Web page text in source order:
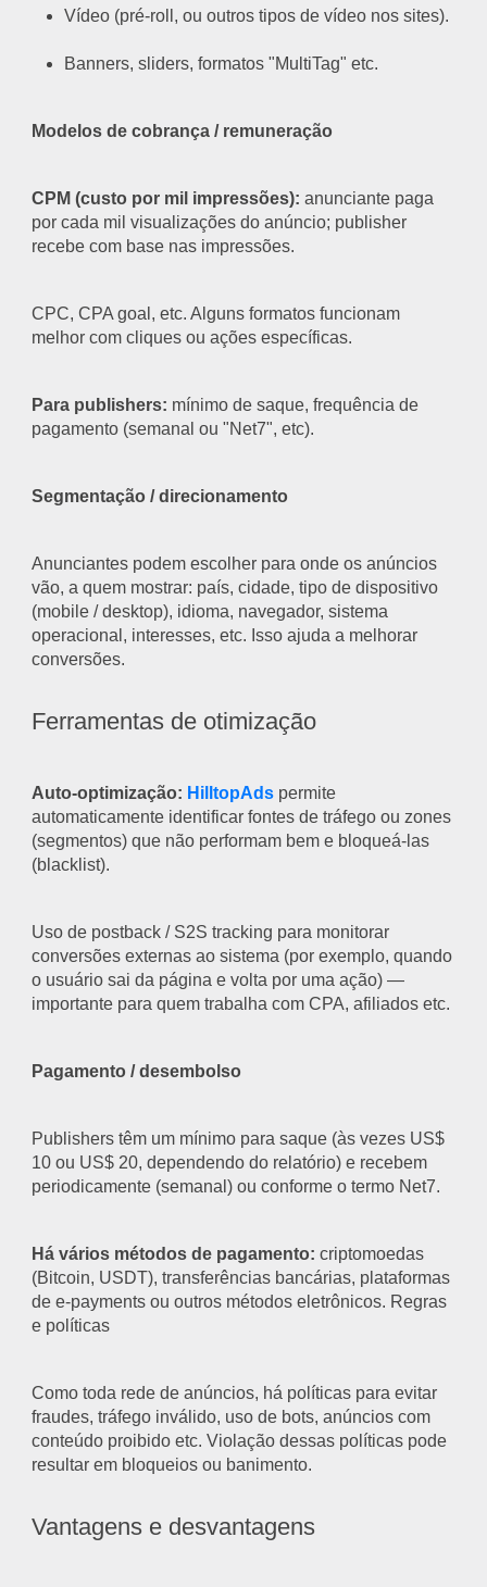
Vídeo (pré-roll, ou outros tipos de vídeo nos sites).
Banners, sliders, formatos "MultiTag" etc.
Modelos de cobrança / remuneração
CPM (custo por mil impressões): anunciante paga
por cada mil visualizações do anúncio; publisher
recebe com base nas impressões.
CPC, CPA goal, etc. Alguns formatos funcionam
melhor com cliques ou ações específicas.
Para publishers: mínimo de saque, frequência de
pagamento (semanal ou "Net7", etc).
Segmentação / direcionamento
Anunciantes podem escolher para onde os anúncios
vão, a quem mostrar: país, cidade, tipo de dispositivo
(mobile / desktop), idioma, navegador, sistema
operacional, interesses, etc. Isso ajuda a melhorar
conversões.
Ferramentas de otimização
Auto-optimização: HilltopAdspermite
automaticamente identificar fontes de tráfego ou zones
(segmentos) que não performam bem e bloqueá-las
(blacklist).
Uso de postback / S2S tracking para monitorar
conversões externas ao sistema (por exemplo, quando
o usuário sai da página e volta por uma ação) —
importante para quem trabalha com CPA, afiliados etc.
Pagamento / desembolso
Publishers têm um mínimo para saque (às vezes US$
10 ou US$ 20, dependendo do relatório) e recebem
periodicamente (semanal) ou conforme o termo Net7.
Há vários métodos de pagamento: criptomoedas
(Bitcoin, USDT), transferências bancárias, plataformas
de e-payments ou outros métodos eletrônicos. Regras
e políticas
Como toda rede de anúncios, há políticas para evitar
fraudes, tráfego inválido, uso de bots, anúncios com
conteúdo proibido etc. Violação dessas políticas pode
resultar em bloqueios ou banimento.
Vantagens e desvantagens